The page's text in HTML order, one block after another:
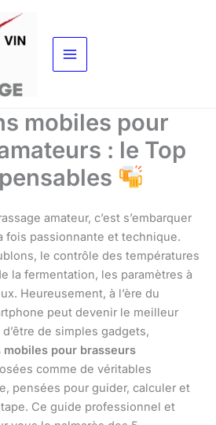
mobiles pour
: le Top
amateur, c’est s’embarquer
fois passionnante et technique.
le contrôle des températures
la fermentation, les paramètres à
Heureusement, à l’ère du
peut devenir le meilleur
de simples gadgets,
mobiles pour brasseurs
comme de véritables
pensées pour guider, calculer et
Ce guide professionnel et